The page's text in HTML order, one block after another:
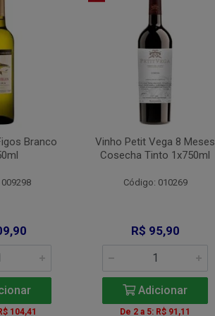
Branco
104,41
Vinho Petit Vega 8 Meses
Cosecha Tinto 1x750ml
Código: 010269
R$ 95,90
Adicionar
De 2 a 5: R$ 91,11